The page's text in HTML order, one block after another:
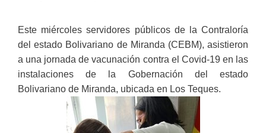
Este miércoles servidores públicos de la Contraloría
del estado Bolivariano de Miranda (CEBM), asistieron
a una jornada de vacunación contra el Covid-19 en las
instalaciones de la Gobernación del estado
Bolivariano de Miranda, ubicada en Los Teques.